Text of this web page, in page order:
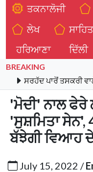
ਤਕਨਾਲੋਜੀ
ਲੇਖ
ਸਾਹਿਤ
ਹਰਿਆਣਾ
ਦਿੱਲੀ
BREAKING
ਪਾਰੋਂ ਤਸਕਰੀ ਵਾਲੇ
'ਮੋਦੀ' ਨਾਲ
'ਸੁਸ਼ਮਿਤਾ ਸੇਨ',
ਬੱਝੇਗੀ ਵਿਆਹ
July 15, 2022 /